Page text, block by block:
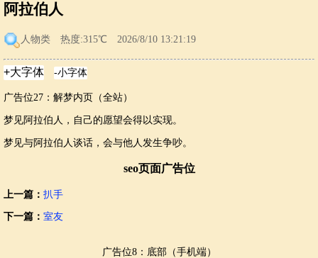
阿拉伯人
人物类 热度:315℃ 2026/8/10 13:21:19
广告位27：解梦内页（全站）
梦见阿拉伯人，自己的愿望会得以实现。
梦见与阿拉伯人谈话，会与他人发生争吵。
seo页面广告位
上一篇： 扒手
下一篇： 室友
广告位8：底部（手机端）